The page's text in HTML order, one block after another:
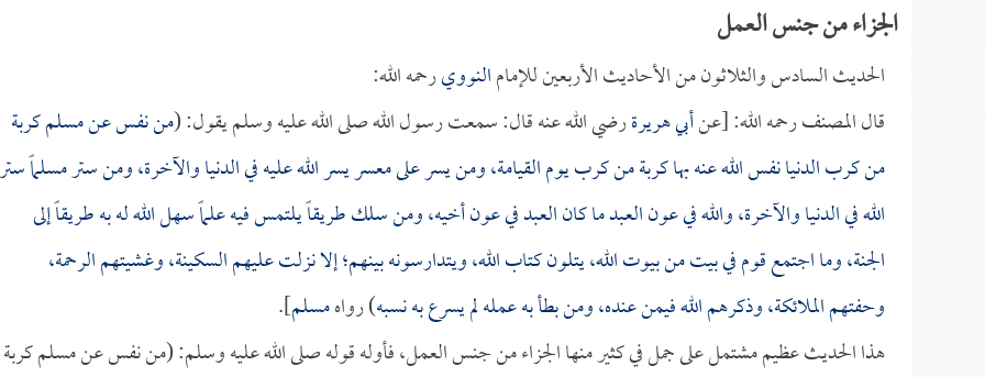
الجزاء من جنس العمل
الحديث السادس والثلاثون من الأحاديث الأربعين للإمامالنوويرحمه الله:
قال المصنف رحمه الله: [عنأبي هريرةرضي الله عنه قال: سمعت رسول الله صلى الله عليه وسلم يقول: (من نفس عن مسلم كربة
من كرب الدنيا نفس الله عنه بها كربة من كرب يوم القيامة، ومن يسر على معسر يسر الله عليه في الدنيا والآخرة، ومن ستر مسلماً
الله في الدنيا والآخرة، والله في عون العبد ما كان العبد في عون أخيه، ومن سلك طريقاً يلتمس فيه علماً سهل الله له به طريقاً إلى
الجنة، وما اجتمع قوم في بيت من بيوت الله، يتلون كتاب الله، ويتدارسونه بينهم؛ إلا نزلت عليهم السكينة، وغشيتهم الرحمة،
وحفتهم الملائكة، وذكرهم الله فيمن عنده، ومن بطأ به عمله لم يسرع به نسبه) رواهمسلم].
هذا الحديث عظيم مشتمل على جمل في كثير منها الجزاء من جنس العمل، فأوله قوله صلى الله عليه وسلم: (من نفس عن مسلم كربة